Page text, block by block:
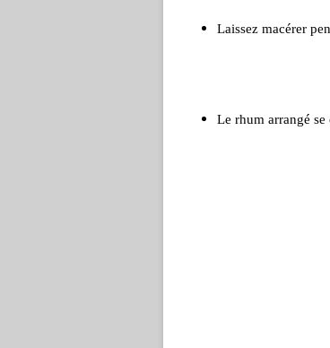
Laissez macérer
Le rhum arrangé se